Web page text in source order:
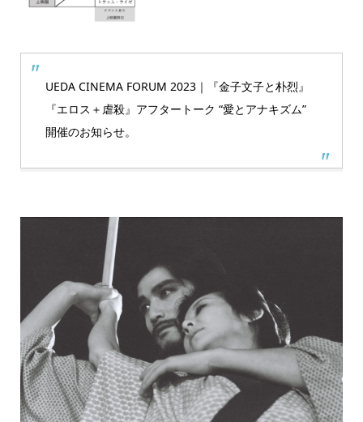
UEDA CINEMA FORUM 2023｜『金子文子と朴烈』
『エロス＋虐殺』アフタートーク “愛とアナキズム”
開催のお知らせ。